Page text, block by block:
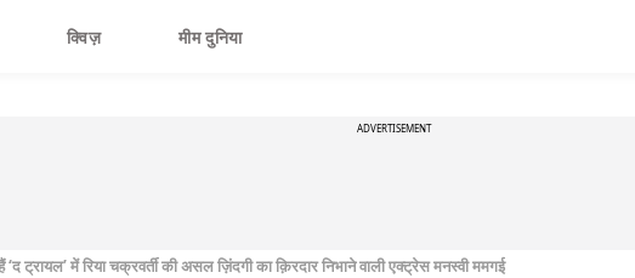
क्विज़ मीम दुनिया
ADVERTISEMENT
‘द ट्रायल’ में रिया चक्रवर्ती की असल ज़िंदगी का क़िरदार निभाने वाली एक्ट्रेस मनस्वी ममगई